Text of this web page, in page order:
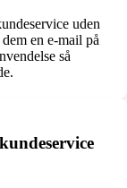
uden
en e-mail på
så